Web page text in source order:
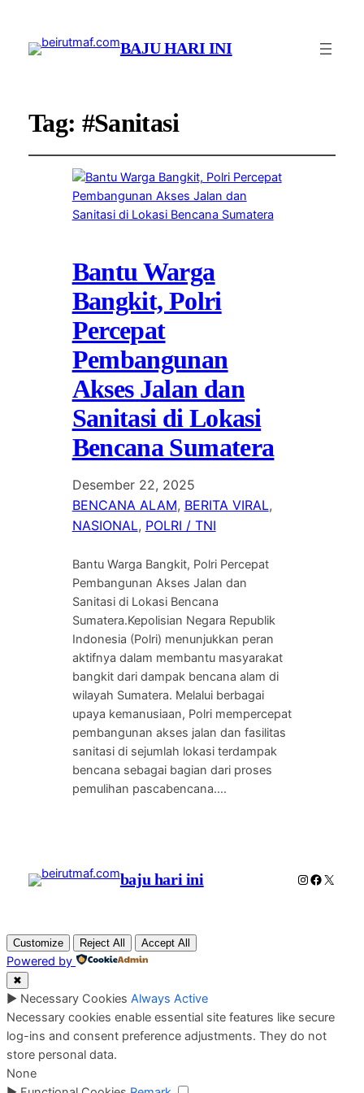
BAJU HARI INI
Tag: #Sanitasi
Bantu Warga
Bangkit, Polri
Percepat
Pembangunan
Akses Jalan dan
Sanitasi di Lokasi
Bencana Sumatera
Desember 22, 2025
BENCANA ALAM, BERITA VIRAL
NASIONAL, POLRI / TNI
Bantu Warga Bangkit, Polri Percepat
Pembangunan Akses Jalan dan
Sanitasi di Lokasi Bencana
Sumatera.Kepolisian Negara Republik
Indonesia (Polri) menunjukkan peran
aktifnya dalam membantu masyarakat
bangkit dari dampak bencana alam di
wilayah Sumatera. Melalui berbagai
upaya kemanusiaan, Polri mempercepat
pembangunan akses jalan dan fasilitas
sanitasi di sejumlah lokasi terdampak
bencana sebagai bagian dari proses
pemulihan pascabencana.…
baju hari ini Instagram
X
Customize Reject All Accept All
Powered by
✖
► Necessary Cookies Always Active
Necessary cookies enable essential site features like secure
log-ins and consent preference adjustments. They do not
store personal data.
None